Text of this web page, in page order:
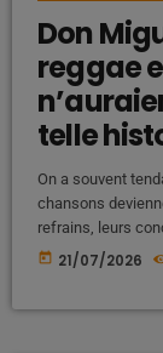
Don
reggae
telle
On a souvent
chansons
refrains, leurs
souvent un
today 21/07/2026